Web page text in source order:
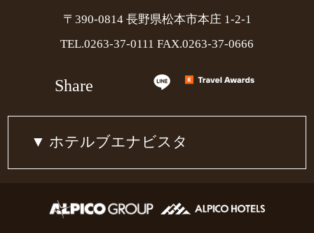
〒390-0814 長野県松本市本庄 1-2-1
TEL.0263-37-0111 FAX.0263-37-0666
Share
ホテルブエナビスタ